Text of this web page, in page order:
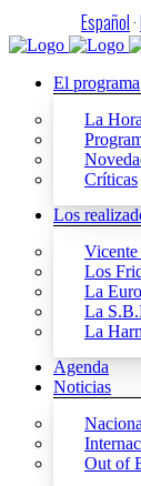
Español·
El programa
La
Críticas
Los
Los
La
La
La
Agenda
Noticias
Out of